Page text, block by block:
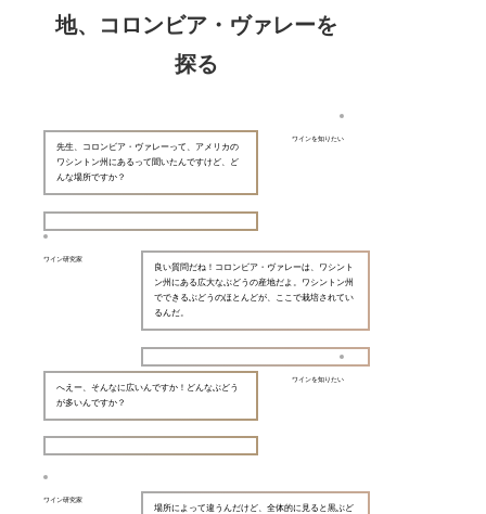
地、コロンビア・ヴァレーを
探る
ワインを知りたい
先生、コロンビア・ヴァレーって、アメリカの
ワシントン州にあるって聞いたんですけど、ど
んな場所ですか？
ワイン研究家
良い質問だね！コロンビア・ヴァレーは、ワシント
ン州にある広大なぶどうの産地だよ。ワシントン州
でできるぶどうのほとんどが、ここで栽培されてい
るんだ。
ワインを知りたい
へえー、そんなに広いんですか！どんなぶどう
が多いんですか？
ワイン研究家
場所によって違うんだけど、全体的に見ると黒ぶど